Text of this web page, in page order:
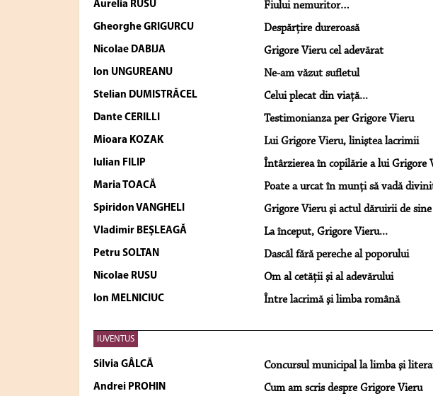
Aurelia RUSU Fiului nemuritor…
Gheorghe GRIGURCU Despărţire dureroasă
Nicolae DABIJA Grigore Vieru cel adevărat
Ion UNGUREANU Ne-am văzut sufletul
Stelian DUMISTRĂCEL Celui plecat din viaţă...
Dante CERILLI Testimonianza per Grigore Vieru
Mioara KOZAK Lui Grigore Vieru, liniştea lacrimii
Iulian FILIP Întârzierea în copilărie a lui Grigore
Maria TOACĂ Poate a urcat în munţi să vadă
Spiridon VANGHELI Grigore Vieru şi actul dăruirii de sine
Vladimir BEŞLEAGĂ La început, Grigore Vieru...
Petru SOLTAN Dascăl fără pereche al poporului
Nicolae RUSU Om al cetăţii şi al adevărului
Ion MELNICIUC Între lacrimă şi limba română
IUVENTUS
Silvia GÂLCĂ Concursul municipal la limba şi
Andrei PROHIN Cum am scris despre Grigore Vieru